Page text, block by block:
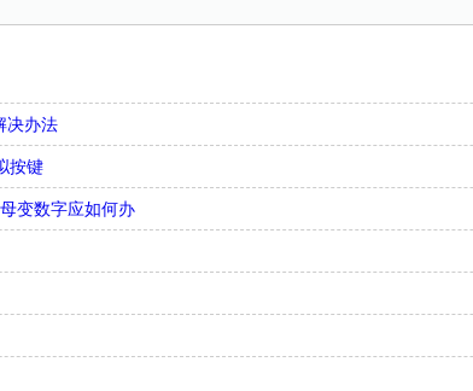
决办法
按键
变数字应如何办